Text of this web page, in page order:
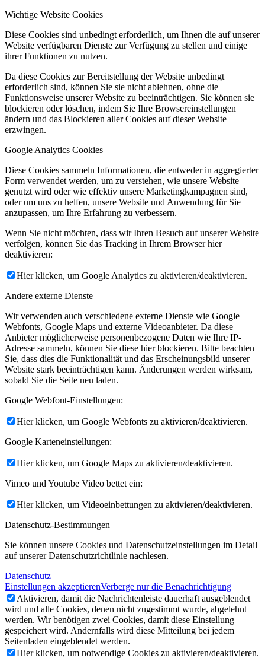
Wichtige Website Cookies
Diese Cookies sind unbedingt erforderlich, um Ihnen die auf unserer
Website verfügbaren Dienste zur Verfügung zu stellen und einige
ihrer Funktionen zu nutzen.
Da diese Cookies zur Bereitstellung der Website unbedingt
erforderlich sind, können Sie sie nicht ablehnen, ohne die
Funktionsweise unserer Website zu beeinträchtigen. Sie können sie
blockieren oder löschen, indem Sie Ihre Browsereinstellungen
ändern und das Blockieren aller Cookies auf dieser Website
erzwingen.
Google Analytics Cookies
Diese Cookies sammeln Informationen, die entweder in aggregierter
Form verwendet werden, um zu verstehen, wie unsere Website
genutzt wird oder wie effektiv unsere Marketingkampagnen sind,
oder um uns zu helfen, unsere Website und Anwendung für Sie
anzupassen, um Ihre Erfahrung zu verbessern.
Wenn Sie nicht möchten, dass wir Ihren Besuch auf unserer Website
verfolgen, können Sie das Tracking in Ihrem Browser hier
deaktivieren:
Hier klicken, um Google Analytics zu aktivieren/deaktivieren.
Andere externe Dienste
Wir verwenden auch verschiedene externe Dienste wie Google
Webfonts, Google Maps und externe Videoanbieter. Da diese
Anbieter möglicherweise personenbezogene Daten wie Ihre IP-
Adresse sammeln, können Sie diese hier blockieren. Bitte beachten
Sie, dass dies die Funktionalität und das Erscheinungsbild unserer
Website stark beeinträchtigen kann. Änderungen werden wirksam,
sobald Sie die Seite neu laden.
Google Webfont-Einstellungen:
Hier klicken, um Google Webfonts zu aktivieren/deaktivieren.
Google Karteneinstellungen:
Hier klicken, um Google Maps zu aktivieren/deaktivieren.
Vimeo und Youtube Video bettet ein:
Hier klicken, um Videoeinbettungen zu aktivieren/deaktivieren.
Datenschutz-Bestimmungen
Sie können unsere Cookies und Datenschutzeinstellungen im Detail
auf unserer Datenschutzrichtlinie nachlesen.
Datenschutz
Einstellungen akzeptierenVerberge nur die Benachrichtigung
Aktivieren, damit die Nachrichtenleiste dauerhaft ausgeblendet
wird und alle Cookies, denen nicht zugestimmt wurde, abgelehnt
werden. Wir benötigen zwei Cookies, damit diese Einstellung
gespeichert wird. Andernfalls wird diese Mitteilung bei jedem
Seitenladen eingeblendet werden.
Hier klicken, um notwendige Cookies zu aktivieren/deaktivieren.